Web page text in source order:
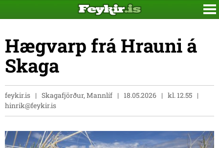
Hægvarp frá Hrauni á
Skaga
feykir.is Skagafjörður, Mannlíf 18.05.2026
kl. 12.55
hinrik@feykir.is